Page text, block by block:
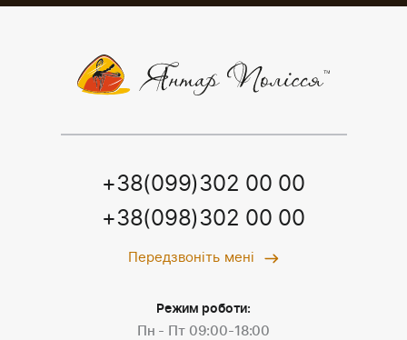
+38(099)302 00 00
+38(098)302 00 00
Передзвоніть мені
Режим роботи:
Пн - Пт 09:00-18:00